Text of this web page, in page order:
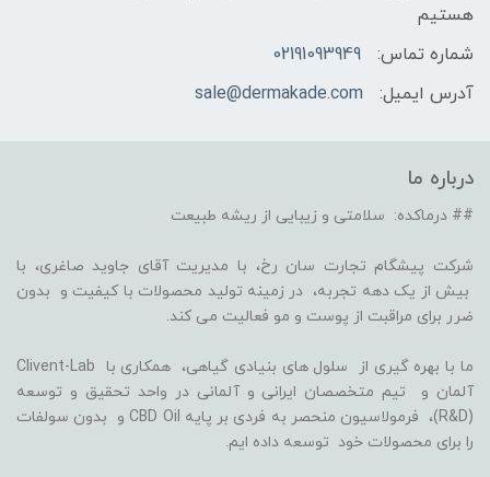
هستیم
شماره تماس:
02191093949
آدرس ایمیل:
sale@dermakade.com
درباره ما
## درماکده: سلامتی و زیبایی از ریشه طبیعت
شرکت پیشگام تجارت سان رخ، با مدیریت آقای جاوید صاغری، با
بیش از یک دهه تجربه، در زمینه تولید محصولات با کیفیت و بدون
ضرر برای مراقبت از پوست و مو فعالیت می کند.
ما با بهره گیری از سلول های بنیادی گیاهی، همکاری با Clivent-Lab
آلمان و تیم متخصصان ایرانی و آلمانی در واحد تحقیق و توسعه
(R&D)، فرمولاسیون منحصر به فردی بر پایه CBD Oil و بدون سولفات
را برای محصولات خود توسعه داده ایم.